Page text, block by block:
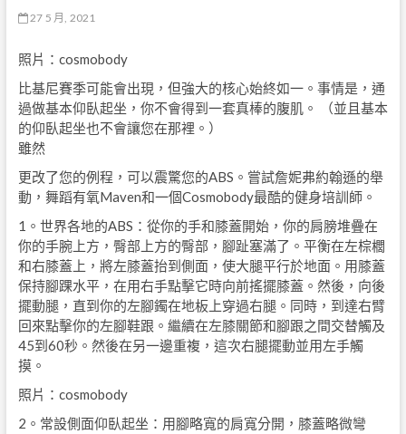
27 5 月, 2021
照片：cosmobody
比基尼賽季可能會出現，但強大的核心始終如一。事情是，通
過做基本仰臥起坐，你不會得到一套真棒的腹肌。 （並且基本
的仰臥起坐也不會讓您在那裡。）
雖然
更改了您的例程，可以震驚您的ABS。嘗試詹妮弗約翰遜的舉
動，舞蹈有氧Maven和一個Cosmobody最酷的健身培訓師。
1。世界各地的ABS：從你的手和膝蓋開始，你的肩膀堆疊在
你的手腕上方，臀部上方的臀部，腳趾塞滿了。平衡在左棕櫚
和右膝蓋上，將左膝蓋抬到側面，使大腿平行於地面。用膝蓋
保持腳踝水平，在用右手點擊它時向前搖擺膝蓋。然後，向後
擺動腿，直到你的左腳鐲在地板上穿過右腿。同時，到達右臂
回來點擊你的左腳鞋跟。繼續在左膝關節和腳跟之間交替觸及
45到60秒。然後在另一邊重複，這次右腿擺動並用左手觸
摸。
照片：cosmobody
2。常設側面仰臥起坐：用腳略寬的肩寬分開，膝蓋略微彎